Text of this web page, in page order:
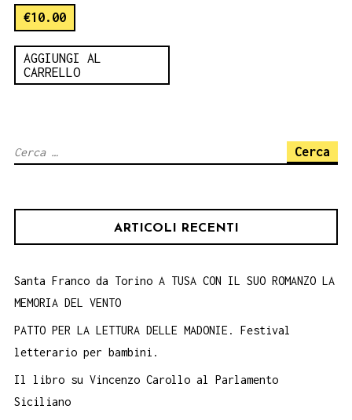
€10.00
AGGIUNGI AL
CARRELLO
Ricerca
ARTICOLI RECENTI
Santa Franco da Torino A TUSA CON IL SUO ROMANZO LA
MEMORIA DEL VENTO
PATTO PER LA LETTURA DELLE MADONIE. Festival
letterario per bambini.
Il libro su Vincenzo Carollo al Parlamento
Siciliano